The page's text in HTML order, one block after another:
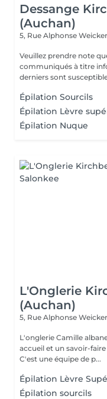
Dessange
(Auchan)
5, Rue Alphonse Weicker
Veuillez prendre note
communiqués à titre
derniers sont
Épilation Sourcils
Épilation Lèvre
Épilation Nuque
L'Onglerie
(Auchan)
5, Rue Alphonse
L'onglerie Camille
accueil et un savoir-
C'est une équipe de p...
Épilation Lèvre
Épilation sourcils